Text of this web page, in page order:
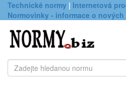
Technické normy | Internetová
Normovinky - informace o nových